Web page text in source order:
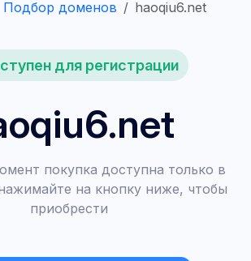
Подбор доменов haoqiu6.net
для регистрации
покупка доступна только в
на кнопку ниже, чтобы
приобрести